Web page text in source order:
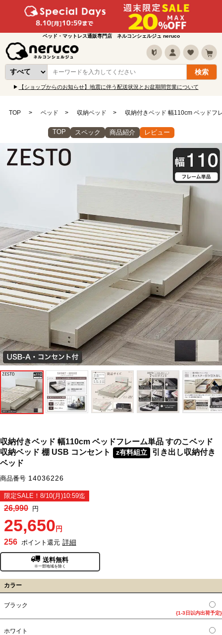
ベッド・マットレス通販専門店 ネルコンシェルジュ neruco
【ショップからのお知らせ】地震に伴う配送状況とお盆期間営業について
TOP ベッド 収納ベッド 収納付きベッド 幅110cm ベッドフ
TOP スペック 商品紹介 レビュー
収納付きベッド 幅110cm ベッドフレーム単品 すのこベッド
収納ベッド 棚 USB コンセント
z有料組立
引き出し収納付き
ベッド
商品番号 14036226
限定SALE！8/10(月)10:59迄
26,990 円
25,650 円
256 ポイント還元 詳細
送料無料
※一部地域を除く
カラー
ブラック
{1-3日以内出荷予定}
ホワイト